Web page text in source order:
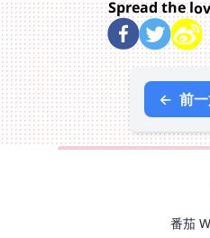
Spread the
← 前
番茄